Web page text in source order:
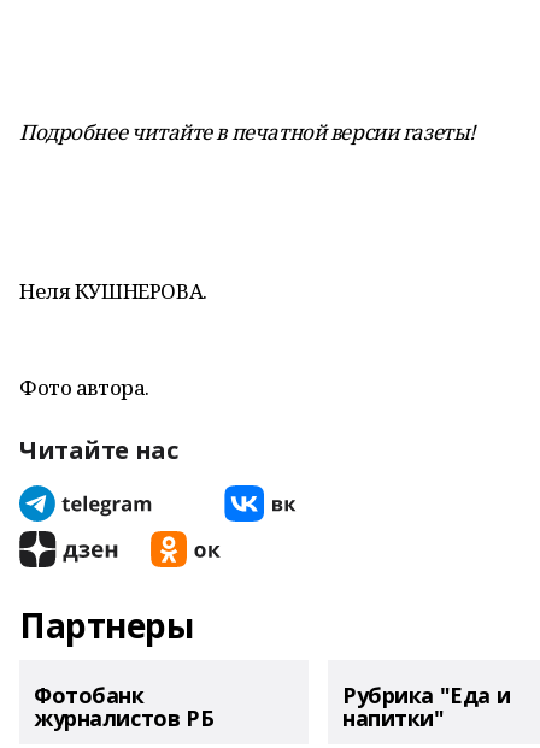
Подробнее читайте в печатной версии газеты!
Неля КУШНЕРОВА.
Фото автора.
Читайте нас
Партнеры
Фотобанк
журналистов РБ
Рубрика "Еда и
напитки"